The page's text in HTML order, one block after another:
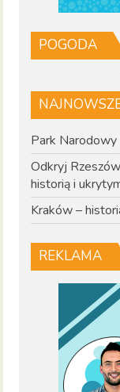
POGODA
Park
Odkryj
historią i
Kraków –
REKLAMA